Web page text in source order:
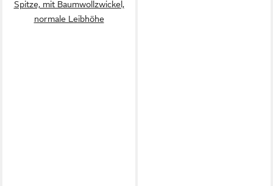
Spitze, mit Baumwollzwickel,
normale Leibhöhe